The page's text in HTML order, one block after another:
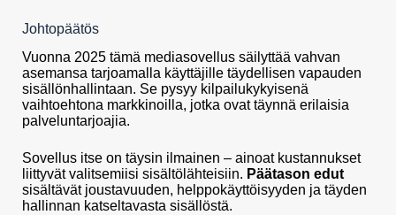
Johtopäätös
Vuonna 2025 tämä mediasovellus säilyttää vahvan
asemansa tarjoamalla käyttäjille täydellisen vapauden
sisällönhallintaan. Se pysyy kilpailukykyisenä
vaihtoehtona markkinoilla, jotka ovat täynnä erilaisia
palveluntarjoajia.
Sovellus itse on täysin ilmainen – ainoat kustannukset
liittyvät valitsemiisi sisältölähteisiin. Päätason edut
sisältävät joustavuuden, helppokäyttöisyyden ja täyden
hallinnan katseltavasta sisällöstä.